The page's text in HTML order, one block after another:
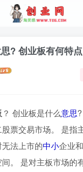
? 创业板有何特点
？ 创业板是什么意思
股票交易市场。 是指
法上市的中小企业
。 是对主板市场的